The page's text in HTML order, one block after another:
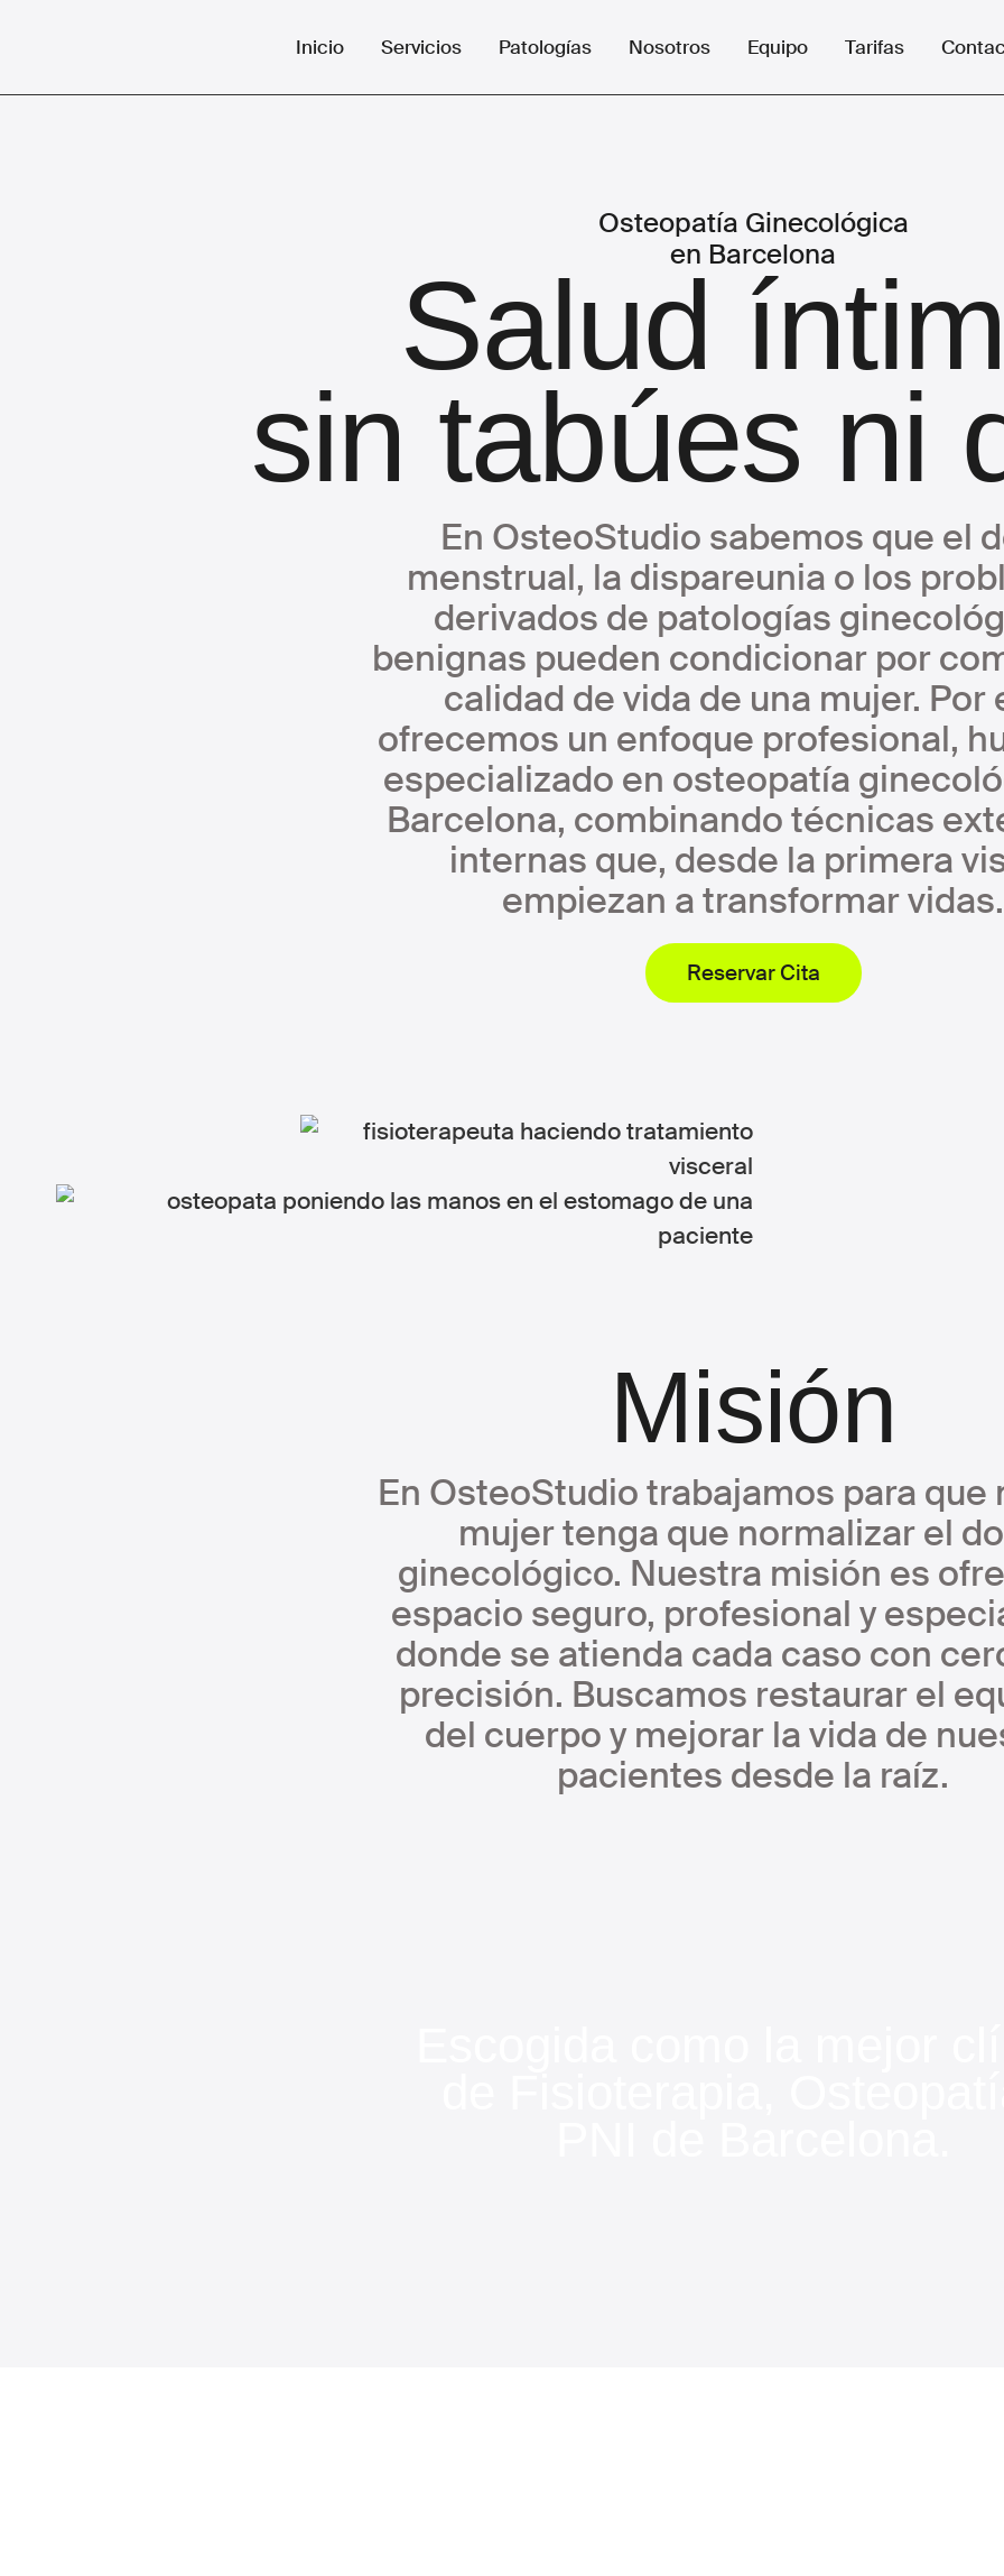
Inicio Servicios Patologías Nosotros Equipo Tarifas
Osteopatía Ginecológica
en Barcelona
Salud
sin tabúes ni
En OsteoStudio sabemos que el
menstrual, la dispareunia o los
derivados de patologías
benignas pueden condicionar por
calidad de vida de una mujer. Por
ofrecemos un enfoque profesional,
especializado en osteopatía
Barcelona, combinando técnicas
internas que, desde la primera
empiezan a transformar vidas.
Reservar Cita
Misión
En OsteoStudio trabajamos para que
mujer tenga que normalizar el
ginecológico. Nuestra misión es
espacio seguro, profesional y
donde se atienda cada caso con
precisión. Buscamos restaurar el
del cuerpo y mejorar la vida de
pacientes desde la raíz.